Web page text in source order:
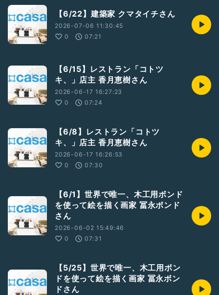
【6/22】建築家 クマタイチさん
2026-07-06 11:30:45
0
07:21
【6/15】レストラン「コトツ
キ、」店主 香月恵樹さん
2026-06-17 16:27:23
0
07:24
【6/8】レストラン「コトツ
キ、」店主 香月恵樹さん
2026-06-17 16:26:53
0
07:30
【6/1】世界で唯一、木工用ボンド
を使って絵を描く画家 冨永ボンド
さん
2026-06-02 15:49:46
0
07:31
【5/25】世界で唯一、木工用ボン
ドを使って絵を描く画家 冨永ボン
ドさん